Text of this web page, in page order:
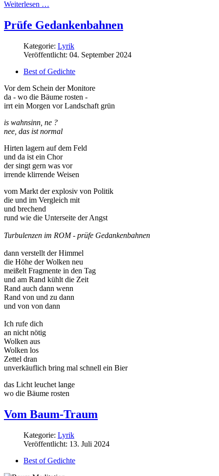
Weiterlesen …
Prüfe Gedankenbahnen
Kategorie: Lyrik
Veröffentlicht: 04. September 2024
Best of Gedichte
Vor dem Schein der Monitore
da - wo die Bäume rosten -
irrt ein Morgen vor Landschaft grün
is wahnsinn, ne ?
nee, das ist normal
Hirten lagern auf dem Feld
und da ist ein Chor
der singt gern was vor
irrende klirrende Weisen
vom Markt der explosiv von Politik
die und im Vergleich mit
und brechend
rund wie die Unterseite der Angst
Turbulenzen im ROM - prüfe Gedankenbahnen
dann verstellt der Himmel
die Höhe der Wolken neu
meißelt Fragmente in den Tag
und am Rand kühlt die Zeit
Rand auch dann wenn
Rand von und zu dann
und von von dann
Ich rufe dich
an nicht nötig
Wolken aus
Wolken los
Zettel dran
unverkäuflich bring mal schnell ein Bier
das Licht leuchet lange
wo die Bäume rosten
Vom Baum-Traum
Kategorie: Lyrik
Veröffentlicht: 13. Juli 2024
Best of Gedichte